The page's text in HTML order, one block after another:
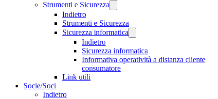
Strumenti e Sicurezza
Indietro
Strumenti e Sicurezza
Sicurezza informatica
Indietro
Sicurezza informatica
Informativa operatività a distanza cliente
consumatore
Link utili
Socie/Soci
Indietro